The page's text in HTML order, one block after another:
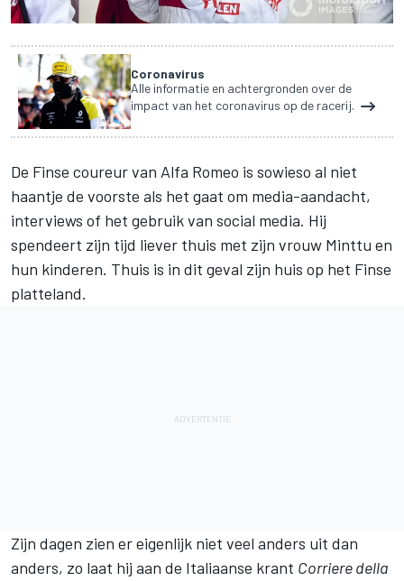
Coronavirus
Alle informatie en achtergronden over de
impact van het coronavirus op de racerij.
De Finse coureur van Alfa Romeo is sowieso al niet
haantje de voorste als het gaat om media-aandacht,
interviews of het gebruik van social media. Hij
spendeert zijn tijd liever thuis met zijn vrouw Minttu en
hun kinderen. Thuis is in dit geval zijn huis op het Finse
platteland.
Zijn dagen zien er eigenlijk niet veel anders uit dan
anders, zo laat hij aan de Italiaanse krant Corriere della